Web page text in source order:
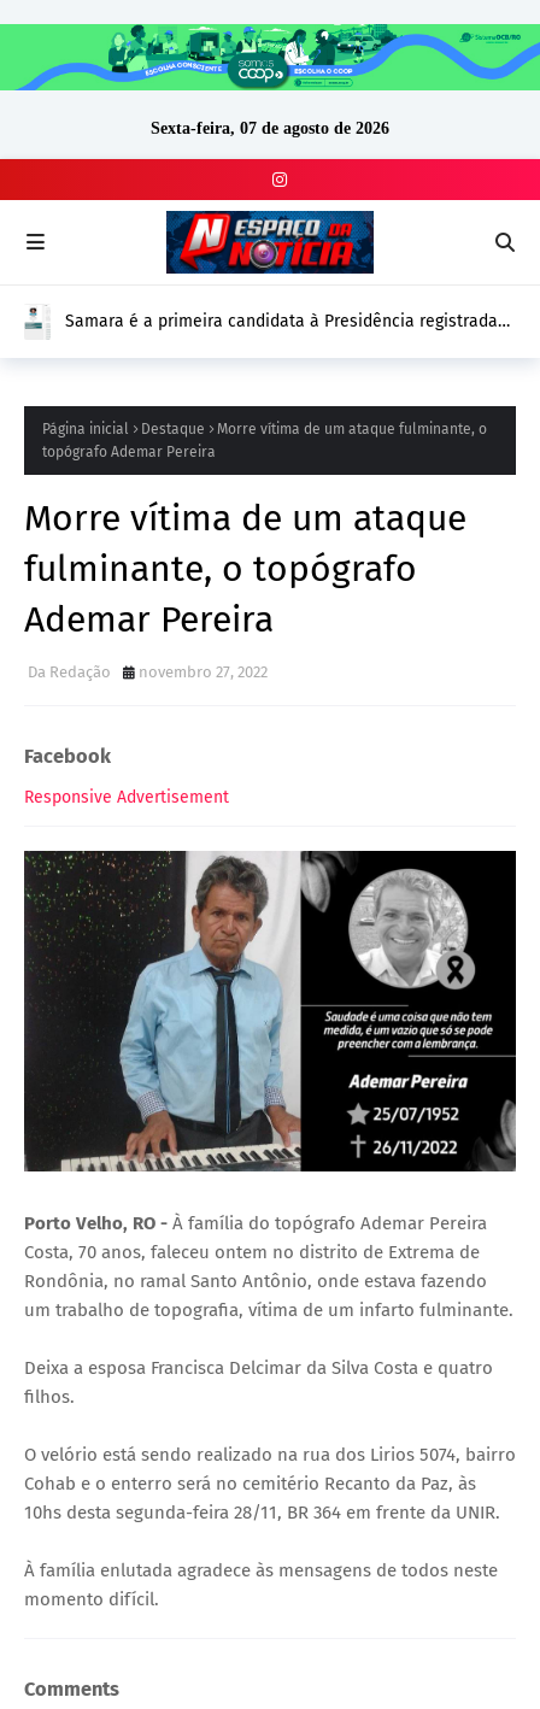
Sexta-feira, 07 de agosto de 2026
Samara é a primeira candidata à Presidência registrada
Página inicial Destaque
Morre vítima de um ataque fulminante, o
topógrafo Ademar Pereira
Morre vítima de um ataque
fulminante, o topógrafo
Ademar Pereira
Da Redação novembro 27, 2022
Facebook
Responsive Advertisement
Porto Velho, RO - À família do topógrafo Ademar Pereira
Costa, 70 anos, faleceu ontem no distrito de Extrema de
Rondônia, no ramal Santo Antônio, onde estava fazendo
um trabalho de topografia, vítima de um infarto fulminante.
Deixa a esposa Francisca Delcimar da Silva Costa e quatro
filhos.
O velório está sendo realizado na rua dos Lirios 5074, bairro
Cohab e o enterro será no cemitério Recanto da Paz, às
10hs desta segunda-feira 28/11, BR 364 em frente da UNIR.
À família enlutada agradece às mensagens de todos neste
momento difícil.
Comments